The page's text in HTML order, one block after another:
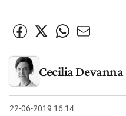
Cecilia Devanna
22-06-2019 16:14